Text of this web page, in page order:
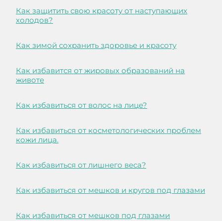
Как защитить свою красоту от наступающих
холодов?
Как зимой сохранить здоровье и красоту
Как избавится от жировых образований на
животе
Как избавиться от волос на лице?
Как избавиться от косметологических проблем
кожи лица.
Как избавиться от лишнего веса?
Как избавиться от мешков и кругов под глазами
Как избавиться от мешков под глазами